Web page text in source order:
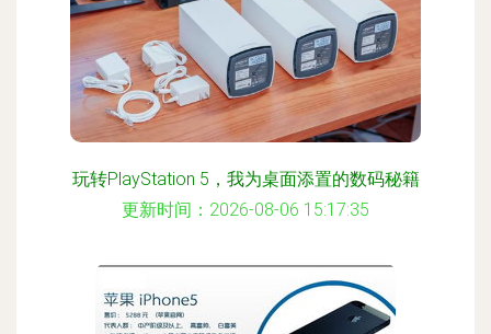
玩转PlayStation 5，我为桌面添置的数码秘籍
更新时间：2026-08-06 15:17:35